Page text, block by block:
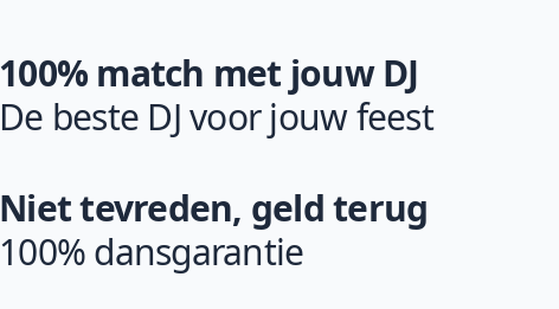
100% match met jouw DJ
De beste DJ voor jouw feest
Niet tevreden, geld terug
100% dansgarantie